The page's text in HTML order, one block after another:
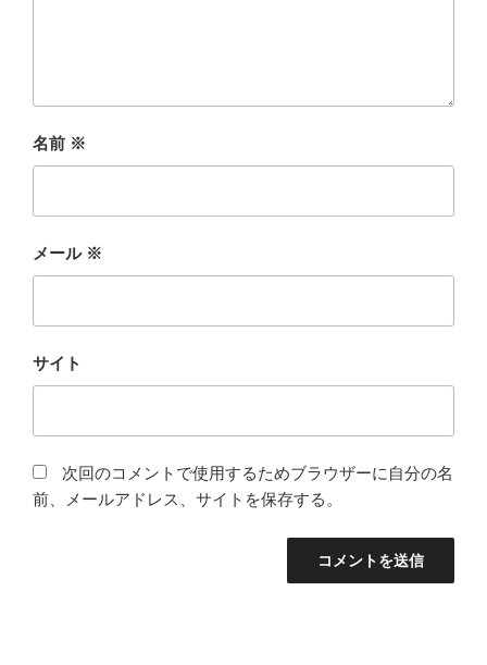
名前 ※
メール ※
サイト
次回のコメントで使用するためブラウザーに自分の名
前、メールアドレス、サイトを保存する。